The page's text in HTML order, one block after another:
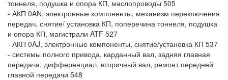
тоннеля, подушка и опора КП, маслопроводы 505
- АКП 0AN, электронные компоненты, механизм переключения
передач, снятие/ установка КП, поперечина тоннеля, подушка
и опора КП, магистрали ATF 527
- АКП 0AJ, электронные компоненты, снятие/установка КП 537
- системы полного привода, карданный вал, задняя главная
передача, дифференциал, вторичный вал, ремонт передней
главной передачи 548